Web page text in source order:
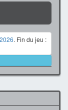
. Fin du jeu :